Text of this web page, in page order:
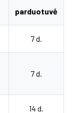
parduotuvė
7 d.
7 d.
14 d.